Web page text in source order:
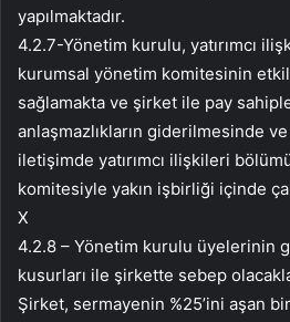
yapılmaktadır.
4.2.7-Yönetim kurulu, yatırımcı
kurumsal yönetim komitesinin
sağlamakta ve şirket ile pay
anlaşmazlıkların giderilmesinde
iletişimde yatırımcı ilişkileri
komitesiyle yakın işbirliği içinde
X
4.2.8 – Yönetim kurulu üyelerinin
kusurları ile şirkette sebep
Şirket, sermayenin %25’ini aşan